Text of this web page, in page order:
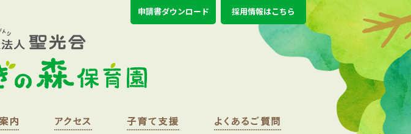
採用情報はこちら
申請書ダウンロード